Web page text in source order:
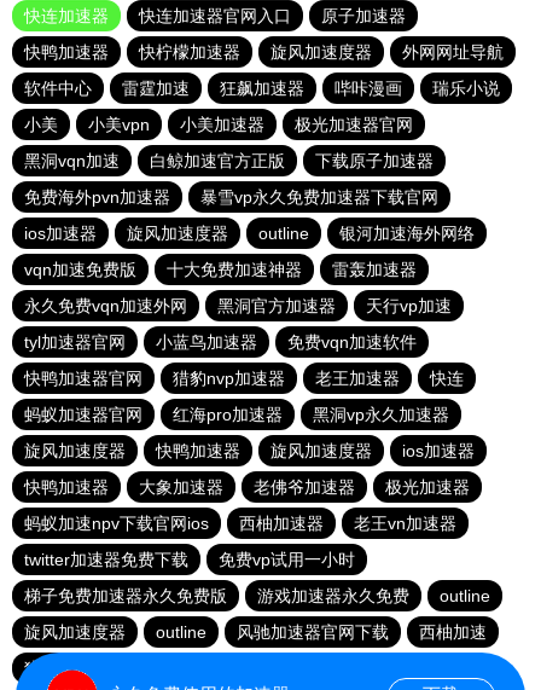
快连加速器
快连加速器官网入口
原子加速器
快鸭加速器
快柠檬加速器 旋风加速度器
外网网址导航
软件中心
雷霆加速 狂飙加速器 哔咔漫画
瑞乐小说
小美
小美vpn 小美加速器
极光加速器官网
黑洞vqn加速
白鲸加速官方正版
下载原子加速器
免费海外pvn加速器
暴雪vp永久免费加速器下载官网
ios加速器
旋风加速度器 outline
银河加速海外网络
vqn加速免费版
十大免费加速神器
雷轰加速器
永久免费vqn加速外网
黑洞官方加速器
天行vp加速
tyl加速器官网
小蓝鸟加速器
免费vqn加速软件
快鸭加速器官网
猎豹nvp加速器 老王加速器
快连
蚂蚁加速器官网
红海pro加速器
黑洞vp永久加速器
旋风加速度器
快鸭加速器 旋风加速度器
ios加速器
快鸭加速器
大象加速器 老佛爷加速器
极光加速器
蚂蚁加速npv下载官网ios
西柚加速器
老王vn加速器
twitter加速器免费下载
免费vp试用一小时
梯子免费加速器永久免费版
游戏加速器永久免费
outline
旋风加速度器
outline 风驰加速器官网下载
西柚加速
猎豹加速器下载